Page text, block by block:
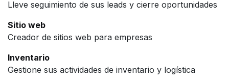
Lleve seguimiento de sus leads y cierre oportunidades
Sitio web
Creador de sitios web para empresas
Inventario
Gestione sus actividades de inventario y logística